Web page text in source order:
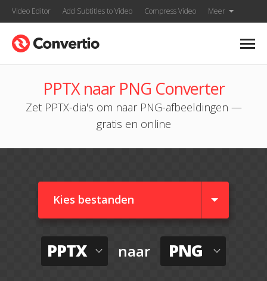
Video Editor Add Subtitles to Video Compress Video Meer
PPTX naar PNG Converter
Zet PPTX-dia's om naar PNG-afbeeldingen —
gratis en online
Kies bestanden
PPTX naar PNG